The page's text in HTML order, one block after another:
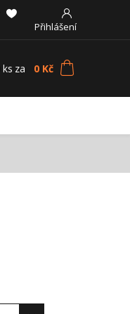
Přihlášení
ks za 0 Kč